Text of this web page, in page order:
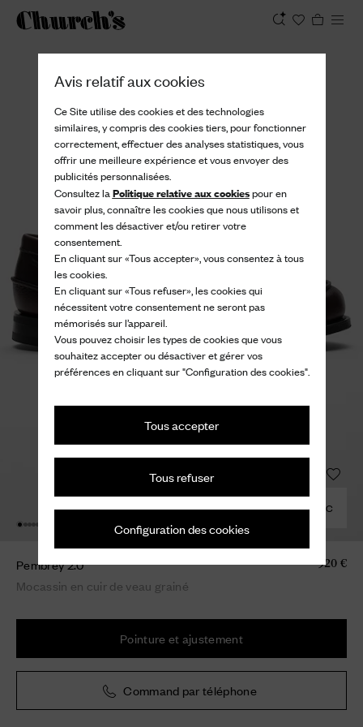
Avis relatif aux cookies
Ce Site utilise des cookies et des technologies
similaires, y compris des cookies tiers, pour fonctionner
correctement, effectuer des analyses statistiques, vous
offrir une meilleure expérience et vous envoyer des
publicités personnalisées.
Consultez la Politique relative aux cookiespour en
savoir plus, connaître les cookies que nous utilisons et
comment les désactiver et/ou retirer votre
consentement.
En cliquant sur «Tous accepter», vous consentez à tous
les cookies.
En cliquant sur «Tous refuser», les cookies qui
nécessitent votre consentement ne seront pas
mémorisés sur l’appareil.
Vous pouvez choisir les types de cookies que vous
souhaitez accepter ou désactiver et gérer vos
préférences en cliquant sur "Configuration des cookies".
Tous accepter
Tous refuser
Configuration des cookies
COMBINER AVEC
Pembrey 2.0
Mocassin en cuir de veau grainé
920 €
Pointure et ajustement
Command par téléphone
Afficher